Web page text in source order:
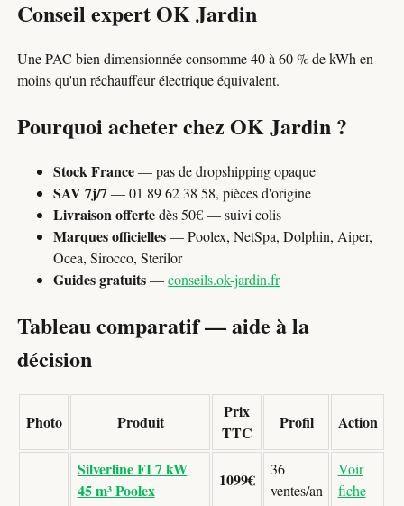
Conseil expert OK Jardin
Une PAC bien dimensionnée consomme 40 à 60 % de kWh en
moins qu'un réchauffeur électrique équivalent.
Pourquoi acheter chez OK Jardin ?
Stock France— pas de dropshipping opaque
SAV 7j/7— 01 89 62 38 58, pièces d'origine
Livraison offertedès 50€ — suivi colis
Marques officielles— Poolex, NetSpa, Dolphin, Aiper,
Ocea, Sirocco, Sterilor
Guides gratuits—conseils.ok-jardin.fr
Tableau comparatif — aide à la
décision
Photo Produit
Prix
TTC
Profil Action
Silverline FI 7 kW
45 m³ Poolex
1099€
36
ventes/an
Voir
fiche